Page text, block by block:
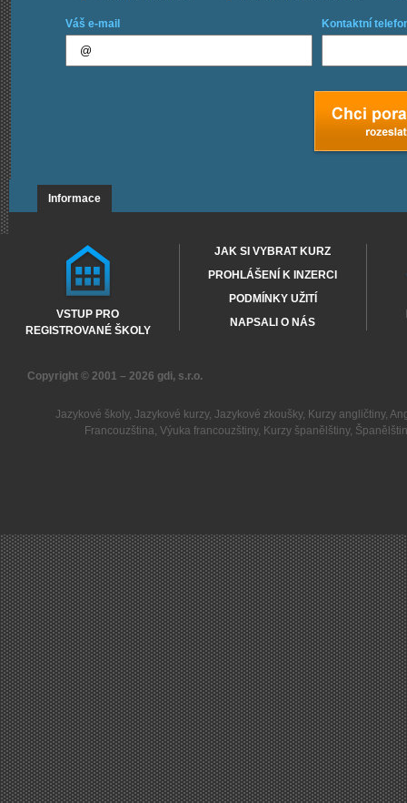
Váš e-mail Kontaktní
Informace
VSTUP PRO
REGISTROVANÉ ŠKOLY
JAK SI VYBRAT KURZ
PROHLÁŠENÍ K INZERCI
PODMÍNKY UŽITÍ
NAPSALI O NÁS
Copyright © 2001 – 2026 gdi, s.r.o.
Jazykové školy, Jazykové kurzy, Jazykové zkoušky, Kurzy angličtiny,
Francouzština,Výuka francouzštiny, Kurzy španělštiny,